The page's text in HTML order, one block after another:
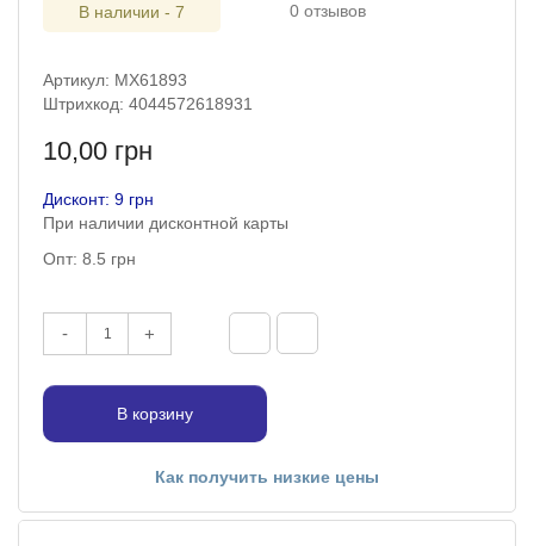
В наличии - 7 0 отзывов
Артикул: MX61893
Штрихкод: 4044572618931
10,00 грн
Дисконт: 9 грн
При наличии дисконтной карты
Опт: 8.5 грн
- +
В корзину
Как получить низкие цены